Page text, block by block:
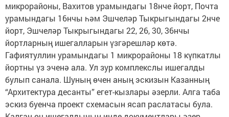
микрорайоны, Вахитов урамындагы 18нче йорт, Почта
урамындагы 16нчы һәм Эшчеләр Тыкрыгындагы 2нче
йорт, Эшчеләр Тыкрыгындагы 22, 26, 30, 36нчы
йортларның ишегалларын үзгәрешләр көтә.
Гафиятуллин урамындагы 1 микрорайоны 18 күпкатлы
йортны үз эченә ала. Ул зур комплекслы ишегалды
булып санала. Шуның өчен аның эскизын Казанның
“Архитектура десанты” егет-кызлары әзерли. Алга таба
эскиз буенча проект схемасын ясап раслатасы була.